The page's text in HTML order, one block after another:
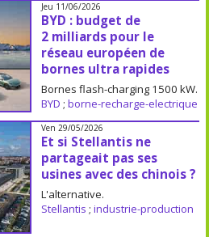
Jeu 11/06/2026
BYD : budget de
2 milliards pour le
réseau européen de
bornes ultra rapides
Bornes flash-charging 1500 kW.
BYD ; borne-recharge-electrique
Ven 29/05/2026
Et si Stellantis ne
partageait pas ses
usines avec des chinois ?
L'alternative.
Stellantis ; industrie-production